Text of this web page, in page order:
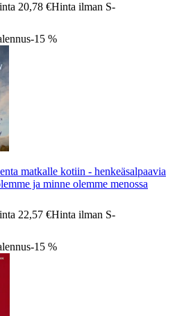
20,78 €Hinta ilman S-
-15 %
matkalle kotiin - henkeäsalpaavia
ja minne olemme menossa
22,57 €Hinta ilman S-
-15 %